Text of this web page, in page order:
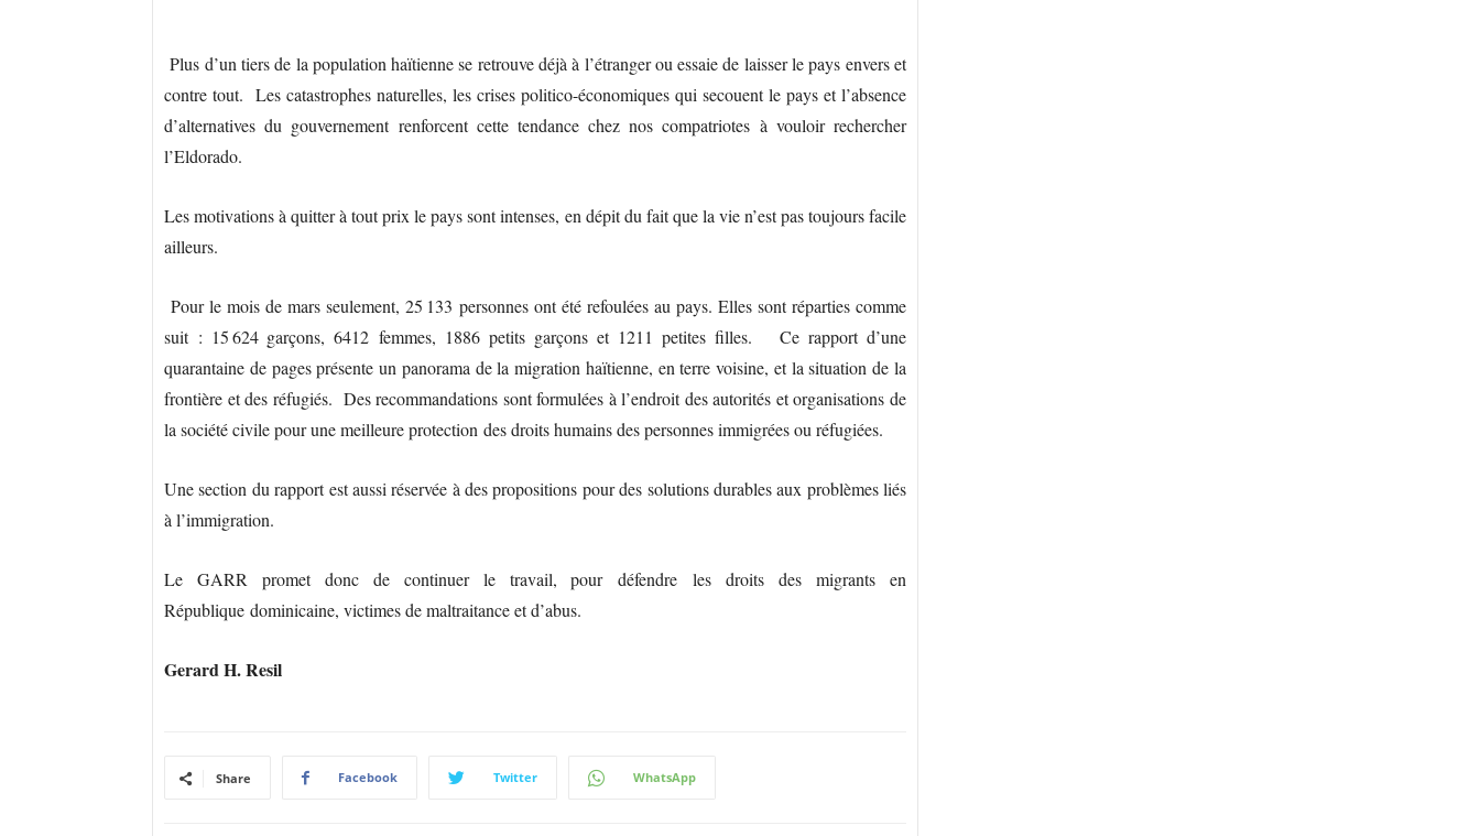
Plus d’un tiers de la population haïtienne se retrouve déjà à l’étranger ou essaie de laisser le pays envers et
contre tout. Les catastrophes naturelles, les crises politico-économiques qui secouent le pays et l’absence
d’alternatives du gouvernement renforcent cette tendance chez nos compatriotes à vouloir rechercher
l’Eldorado.
Les motivations à quitter à tout prix le pays sont intenses, en dépit du fait que la vie n’est pas toujours facile
ailleurs.
Pour le mois de mars seulement, 25 133 personnes ont été refoulées au pays. Elles sont réparties comme
suit : 15 624 garçons, 6412 femmes, 1886 petits garçons et 1211 petites filles.
Ce rapport d’une
quarantaine de pages présente un panorama de la migration haïtienne, en terre voisine, et la situation de la
frontière et des réfugiés. Des recommandations sont formulées à l’endroit des autorités et organisations de
la société civile pour une meilleure protection des droits humains des personnes immigrées ou réfugiées.
Une section du rapport est aussi réservée à des propositions pour des solutions durables aux problèmes liés
à l’immigration.
Le GARR promet donc de continuer le travail, pour défendre les droits des migrants en
République dominicaine, victimes de maltraitance et d’abus.
Gerard H. Resil
Share Facebook Twitter WhatsApp